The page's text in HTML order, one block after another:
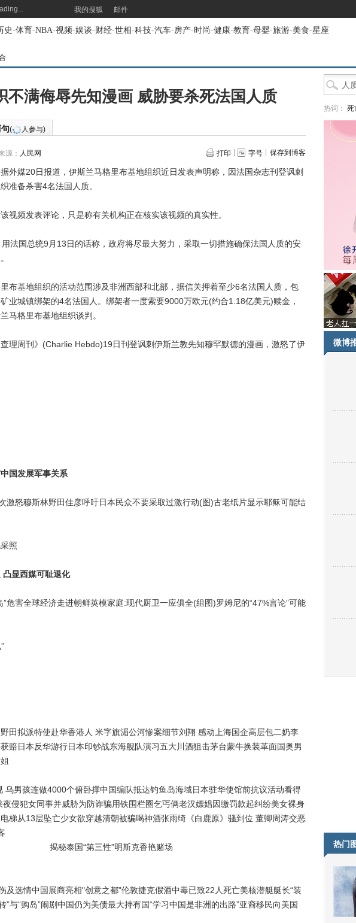
我的搜狐 邮件
史-体育-NBA-视频-娱谈-财经-世相-科技-汽车-房产-时尚-健康-教育-母婴-旅游-美食-星座
不满侮辱先知漫画 威胁要杀死法国人质
( 人参与)
源： 人民网 打印 字号 保存到博客
媒20日报道，伊斯兰马格里布基地组织近日发表声明称，因法国杂志刊登讽刺
准备杀害4名法国人质。
频发表评论，只是称有关机构正在核实该视频的真实性。
国总统9月13日的话称，政府将尽最大努力，采取一切措施确保法国人质的安
基地组织的活动范围涉及非洲西部和北部，据信关押着至少6名法国人质，包
业城镇绑架的4名法国人。绑架者一度索要9000万欧元(约合1.18亿美元)赎金，
马格里布基地组织谈判。
周刊》(Charlie Hebdo)19日刊登讽刺伊斯兰教先知穆罕默德的漫画，激怒了伊
国发展军事关系
怒穆斯林野田佳彦呼吁日本民众不要采取过激行动(图)古老纸片显示耶稣可能结
照
显西媒可耻退化
害全球经济走进朝鲜英模家庭:现代厨卫一应俱全(组图)罗姆尼的“47%言论”可能
拟派特使赴华香港人 米字旗湄公河惨案细节刘翔 感动上海国企高层包二奶李
赔日本反华游行日本印钞战东海舰队演习五大川酒狙击茅台蒙牛换装革面国奥男
男孩连做4000个俯卧撑中国编队抵达钓鱼岛海域日本驻华使馆前抗议活动看得
侵犯女同事并威胁为防诈骗用铁围栏圈乞丐俩老汉嫖娼因缴罚款起纠纷美女裸身
梯从13层坠亡少女欲穿越清朝被骗喝神酒张雨绮《白鹿原》骚到位 董卿周涛交恶
揭秘泰国“第三性”明斯克香艳赌场
选情中国展商亮相"创意之都"伦敦捷克假酒中毒已致22人死亡美核潜艇艇长“装
”与“购岛”闹剧中国仍为美债最大持有国“学习中国是非洲的出路”亚裔移民向美国
热词： 死
微博
热门